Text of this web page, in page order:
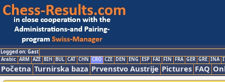
Logged on: Gast
Arabic ARM AZE BIH BUL CAT CHN CRO CZE DEN ENG ESP FAI FIN FRA GER GRE INA
Početna Turnirska baza Prvenstvo Austrije Pictures FAQ